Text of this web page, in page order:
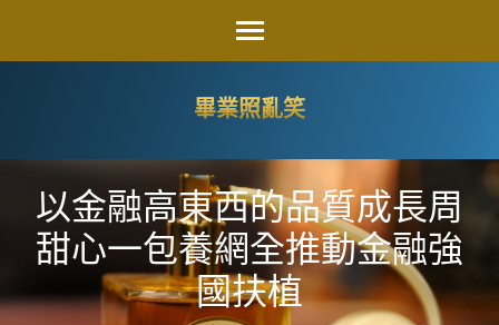
畢業照亂笑
以金融高東西的品質成長周
甜心一包養網全推動金融強
國扶植